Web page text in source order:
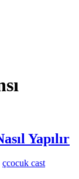
Yapılır
çcocuk cast